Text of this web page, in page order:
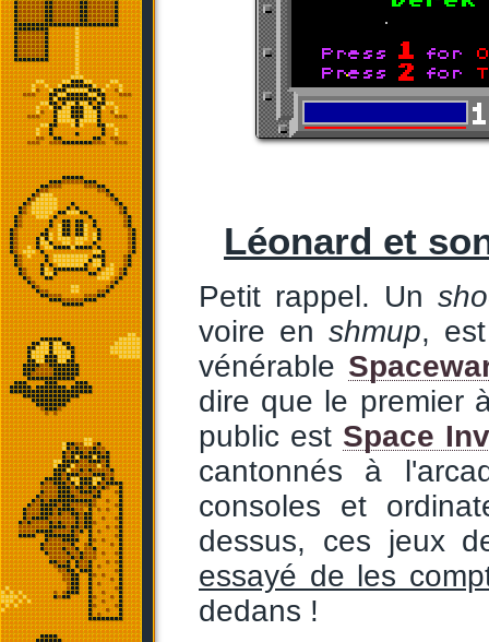
Léonard et
Petit rappel. Un
voire enshmup,
vénérable
dire que le premier
public est Space
cantonnés à
consoles et
dessus, ces jeux
essayé de les
dedans !